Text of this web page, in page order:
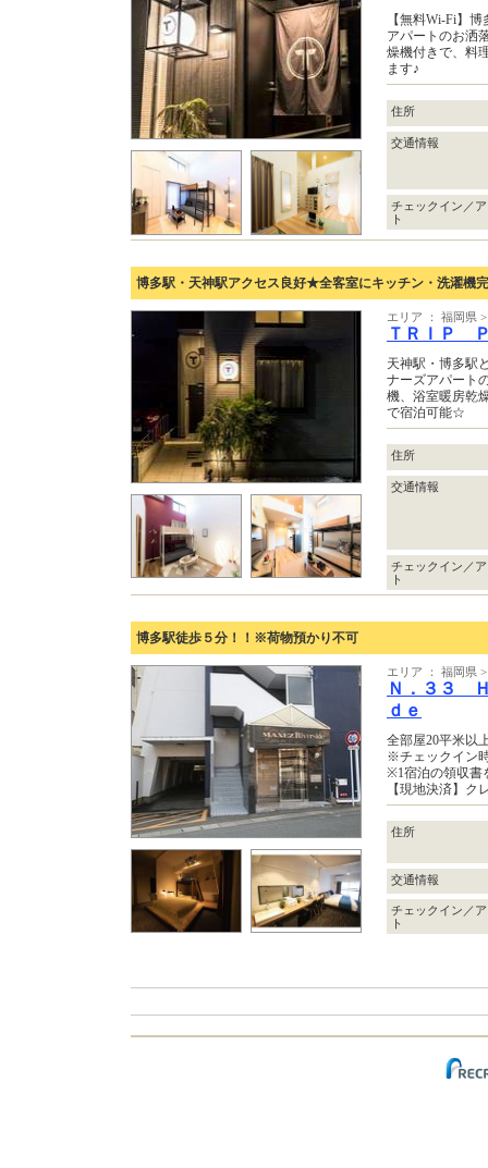
【無料Wi-Fi】
アパートのお洒
燥機付きで、料
ます♪
住所
交通情報
チェックイン／
ト
博多駅・天神駅アクセス良好★全客室にキッチン・洗濯機
エリア ： 福岡県
ＴＲＩＰ
天神駅・博多駅
ナーズアパート
機、浴室暖房乾
で宿泊可能☆
住所
交通情報
チェックイン／
ト
博多駅徒歩５分！！※荷物預かり不可
エリア ： 福岡県
Ｎ．３３
ｄｅ
全部屋20平米以
※チェックイン
※1宿泊の領収書
【現地決済】ク
住所
交通情報
チェックイン／
ト